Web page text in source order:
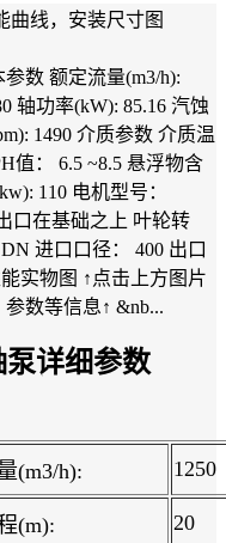
曲线，安装尺寸图
数 额定流量(m3/h):
轴功率(kW): 85.16 汽蚀
1490 介质参数 介质温
值： 6.5 ~8.5 悬浮物含
110 电机型号：
口在基础之上 叶轮转
进口口径： 400 出口
实物图 ↑点击上方图片
数等信息↑ &nb...
详细参数
(m3/h): 1250
(m): 20